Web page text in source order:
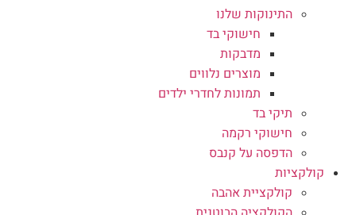
התינוקות שלנו
חישוקי בד
מדבקות
מוצרים נלווים
תמונות לחדרי ילדים
תיקי בד
חישוקי רקמה
הדפסה על קנבס
קולקציות
קולקציית אהבה